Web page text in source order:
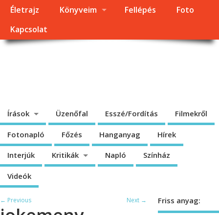
Életrajz Könyveim Fellépés
Foto
Kapcsolat
Írások Üzenőfal Esszé/Fordítás Filmekről
Fotonapló Főzés Hanganyag Hírek
Interjúk Kritikák Napló Színház
Videók
← Previous Next → Friss anyag: